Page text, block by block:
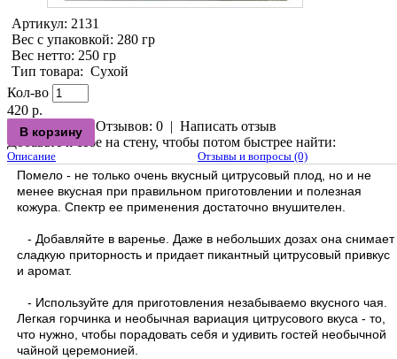
Артикул: 2131
Вес с упаковкой: 280 гр
Вес нетто: 250 гр
Тип товара: Сухой
Кол-во
420 р.
Отзывов: 0 | Написать отзыв
Добавьте к себе на стену, чтобы потом быстрее найти:
Описание Отзывы и вопросы (0)
Помело - не только очень вкусный цитрусовый плод, но и не
менее вкусная при правильном приготовлении и полезная
кожура. Спектр ее применения достаточно внушителен.
- Добавляйте в варенье. Даже в небольших дозах она снимает
сладкую приторность и придает пикантный цитрусовый привкус
и аромат.
- Используйте для приготовления незабываемо вкусного чая.
Легкая горчинка и необычная вариация цитрусового вкуса - то,
что нужно, чтобы порадовать себя и удивить гостей необычной
чайной церемонией.